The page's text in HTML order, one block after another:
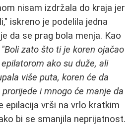
nisam izdržala do kraja jer
iskreno je podelila jedna
da se prag bola menja. Kao
"Boli zato što ti je koren ojačao
ako su duže, ali
više puta, koren će da
i mnogo će manje da
epilacija vrši na vrlo kratkim
bi se smanjila neprijatnost.